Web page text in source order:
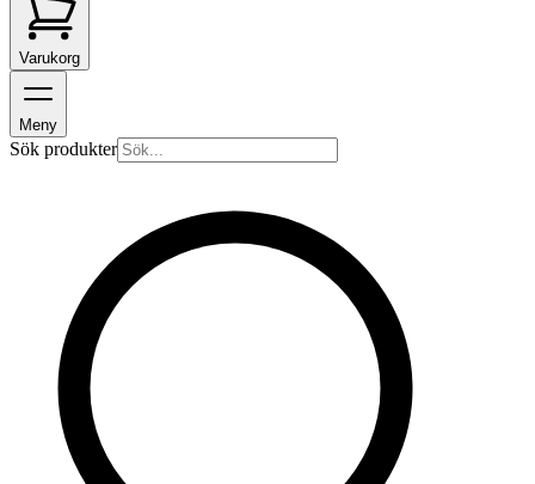
Varukorg
Meny
Sök produkter